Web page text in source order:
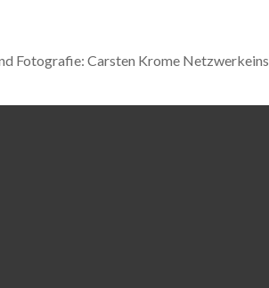
Fotografie: Carsten Krome Netzwerkeins